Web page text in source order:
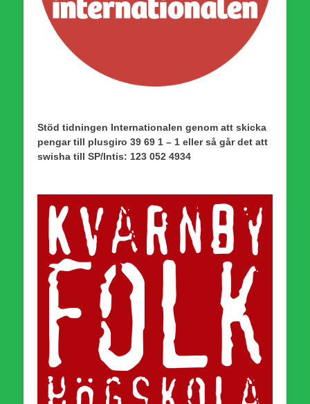
Stöd tidningen Internationalen genom att skicka
pengar till plusgiro 39 69 1 – 1 eller så går det att
swisha till SP/Intis: 123 052 4934